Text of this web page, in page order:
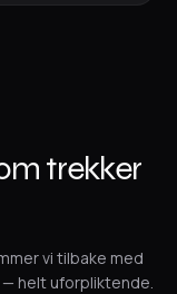
trekker
vi tilbake med
helt uforpliktende.